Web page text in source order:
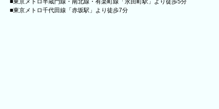
■東京メトロ千代田線「赤坂駅」より徒歩7分